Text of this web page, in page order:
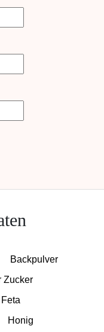
Backpulver
Zucker
Feta
Honig